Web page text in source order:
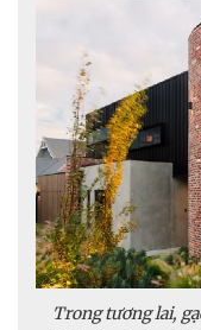
Trong tương lai,